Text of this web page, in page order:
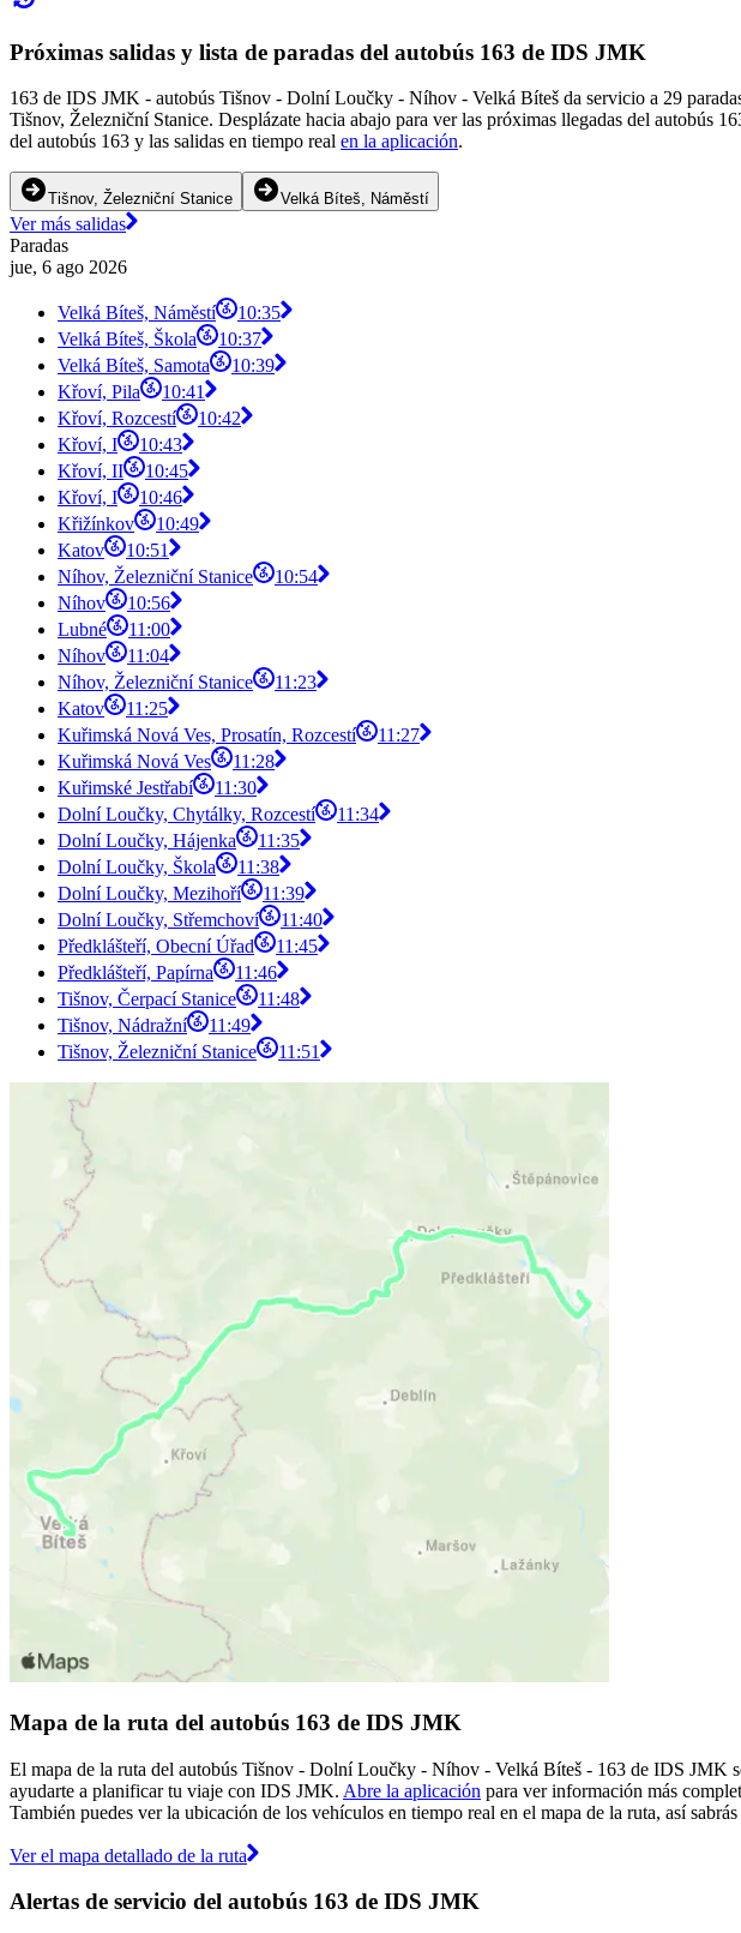
Próximas salidas y lista de paradas del autobús 163 de IDS JMK
163 de IDS JMK - autobús Tišnov - Dolní Loučky - Níhov - Velká Bíteš da servicio a 29
Tišnov, Železniční Stanice. Desplázate hacia abajo para ver las próximas llegadas del autobús
del autobús 163 y las salidas en tiempo real en la aplicación.
Tišnov, Železniční Stanice Velká Bíteš, Náměstí
Ver más salidas
Paradas
jue, 6 ago 2026
Velká Bíteš, Náměstí
10:35
Velká Bíteš, Škola
10:37
Velká Bíteš, Samota
10:39
Křoví, Pila
10:41
Křoví, Rozcestí
10:42
Křoví, I
10:43
Křoví, II
10:45
Křoví, I
10:46
Křižínkov
10:49
Katov
10:51
Níhov, Železniční Stanice
10:54
Níhov
10:56
Lubné
11:00
Níhov
11:04
Níhov, Železniční Stanice
11:23
Katov
11:25
Kuřimská Nová Ves, Prosatín, Rozcestí
11:27
Kuřimská Nová Ves
11:28
Kuřimské Jestřabí
11:30
Dolní Loučky, Chytálky, Rozcestí
11:34
Dolní Loučky, Hájenka
11:35
Dolní Loučky, Škola
11:38
Dolní Loučky, Mezihoří
11:39
Dolní Loučky, Střemchoví
11:40
Předklášteří, Obecní Úřad
11:45
Předklášteří, Papírna
11:46
Tišnov, Čerpací Stanice
11:48
Tišnov, Nádražní
11:49
Tišnov, Železniční Stanice
11:51
Mapa de la ruta del autobús 163 de IDS JMK
El mapa de la ruta del autobús Tišnov - Dolní Loučky - Níhov - Velká Bíteš - 163 de IDS JMK
ayudarte a planificar tu viaje con IDS JMK. Abre la aplicación para ver información más
También puedes ver la ubicación de los vehículos en tiempo real en el mapa de la ruta, así
Ver el mapa detallado de la ruta
Alertas de servicio del autobús 163 de IDS JMK